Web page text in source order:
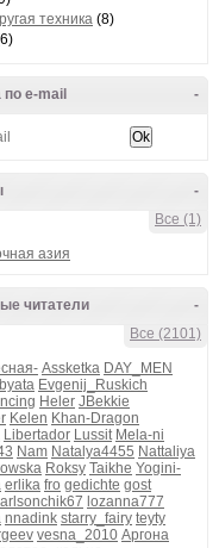
техника (8)
-
e-mail
-
Все (1)
азия
-
читатели
Все (2101)
Assketka DAY_MEN
Evgenij_Ruskich
Heler JBekkie
Kelen Khan-Dragon
Libertador Lussit Mela-ni
Nam Natalya4455 Nattaliya
Roksy Taikhe Yogini-
erlika fro gedichte gost
lozanna777
nnadink starry_fairy teyty
vesna_2010 Аргона